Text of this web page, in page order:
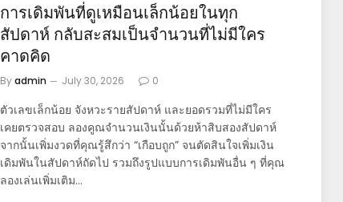
การเดิมพันที่ดูเหมือนเล็กน้อยในทุก
สัปดาห์ กลับสะสมเป็นจำนวนที่ไม่มีใคร
คาดคิด
Byadmin July 30, 2026 0
ตัวเลขเล็กน้อย จังหวะรายสัปดาห์ และยอดรวมที่ไม่มีใคร
เคยตรวจสอบ ลองคูณจำนวนเงินนั้นด้วยห้าสิบสองสัปดาห์
จากนั้นเพิ่มงวดที่คุณรู้สึกว่า “เกือบถูก” จนตัดสินใจเพิ่มเงิน
เดิมพันในสัปดาห์ถัดไป รวมถึงรูปแบบการเดิมพันอื่น ๆ ที่คุณ
ลองเล่นเพิ่มเติม…